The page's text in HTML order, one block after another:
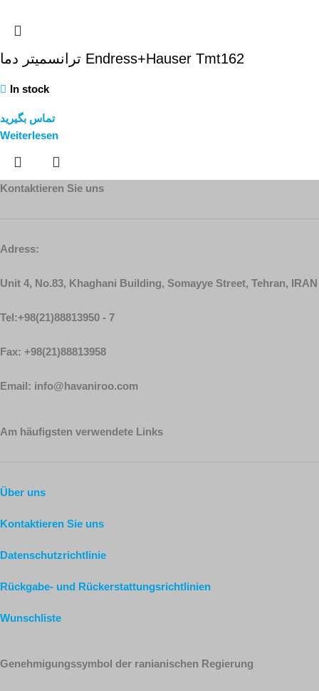
ترانسمیتر دما Endress+Hauser Tmt162
In stock
تماس بگیرید
Weiterlesen
Kontaktieren Sie uns
Adress:
Unit 4, No.83, Khaghani Building, Somayye Street, Tehran, IRAN
Tel:+98(21)88813950 - 7
Fax: +98(21)88813958
Email: info@havaniroo.com
Am häufigsten verwendete Links
Über uns
Kontaktieren Sie uns
Datenschutzrichtlinie
Rückgabe- und Rückerstattungsrichtlinien
Wunschliste
Genehmigungssymbol der ranianischen Regierung